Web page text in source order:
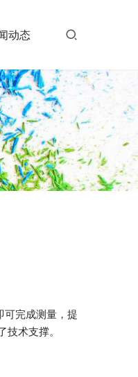
动态
可完成测量，提
术支撑。